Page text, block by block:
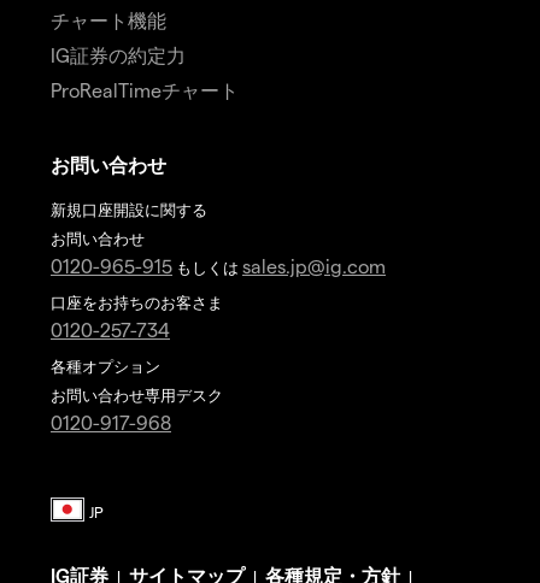
チャート機能
IG証券の約定力
ProRealTimeチャート
お問い合わせ
新規口座開設に関する
お問い合わせ
0120-965-915 もしくは sales.jp@ig.com
口座をお持ちのお客さま
0120-257-734
各種オプション
お問い合わせ専用デスク
0120-917-968
IG証券 | サイトマップ| 各種規定・方針|